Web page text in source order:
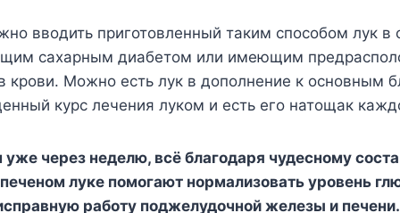
вводить приготовленный таким способом лук
сахарным диабетом или имеющим
крови. Можно есть лук в дополнение к основным
курс лечения луком и есть его натощак
через неделю, всё благодаря чудесному
луке помогают нормализовать уровень
работу поджелудочной железы и печени.